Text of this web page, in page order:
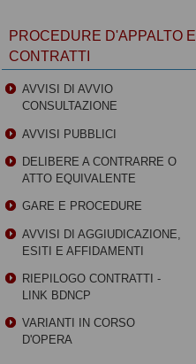
PROCEDURE D'APPALTO E
CONTRATTI
AVVISI DI AVVIO
CONSULTAZIONE
AVVISI PUBBLICI
DELIBERE A CONTRARRE O
ATTO EQUIVALENTE
GARE E PROCEDURE
AVVISI DI AGGIUDICAZIONE,
ESITI E AFFIDAMENTI
RIEPILOGO CONTRATTI -
LINK BDNCP
VARIANTI IN CORSO
D'OPERA